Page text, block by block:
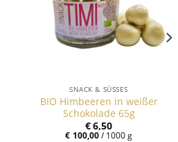
SNACK & SÜSSES
BIO Himbeeren in weißer
Schokolade 65g
€6,50
€ 100,00/1000 g